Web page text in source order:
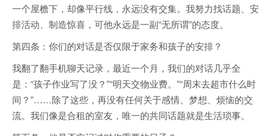
一个屋檐下，却像平行线，永远没有交集。我努力找话题、安
排活动、制造惊喜，可他永远是一副“无所谓”的态度。
第四条：你们的对话是否仅限于家务和孩子的安排？
我翻了翻手机聊天记录，最近一个月，我们的对话几乎全
是：“孩子作业写了没？”“明天交物业费。”“周末去超市什么时
间？”……除了这些，再没有任何关于感情、梦想、烦恼的交
流。我们像是合租的室友，唯一的共同话题就是生活琐事。